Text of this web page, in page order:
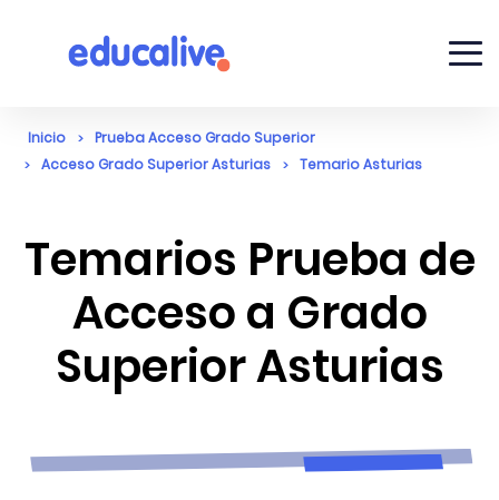
Inicio
Prueba Acceso Grado Superior
Acceso Grado Superior Asturias
Temario Asturias
Temarios Prueba de
Acceso a Grado
Superior Asturias